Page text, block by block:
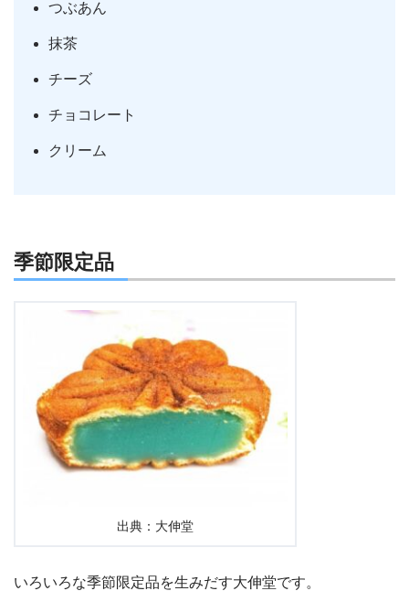
つぶあん
抹茶
チーズ
チョコレート
クリーム
季節限定品
出典：大伸堂
いろいろな季節限定品を生みだす大伸堂です。